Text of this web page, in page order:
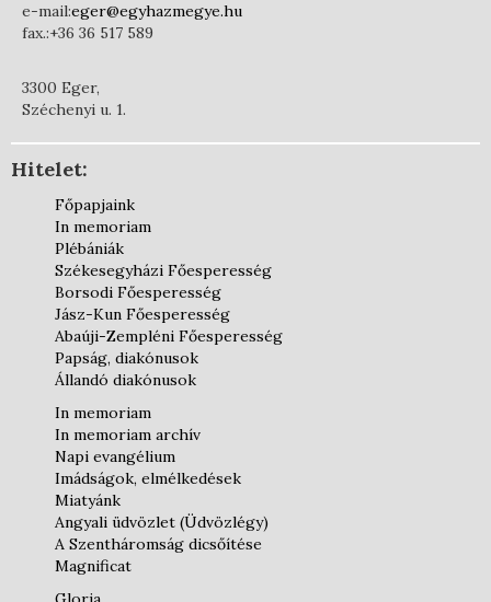
e-mail:eger@egyhazmegye.hu
fax.:+36 36 517 589
3300 Eger,
Széchenyi u. 1.
Hitelet:
Főpapjaink
In memoriam
Plébániák
Székesegyházi Főesperesség
Borsodi Főesperesség
Jász-Kun Főesperesség
Abaúji-Zempléni Főesperesség
Papság, diakónusok
Állandó diakónusok
In memoriam
In memoriam archív
Napi evangélium
Imádságok, elmélkedések
Miatyánk
Angyali üdvözlet (Üdvözlégy)
A Szentháromság dicsőítése
Magnificat